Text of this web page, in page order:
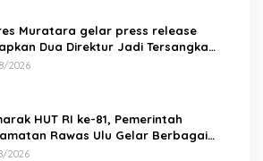
Muratara gelar press release
Dua Direktur Jadi Tersangka
Maut antara Bus ALS dan
2026
HUT RI ke-81, Pemerintah
Rawas Ulu Gelar Berbagai
2026